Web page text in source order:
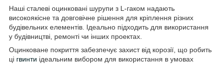
Наші сталеві оцинковані шурупи з L-гаком надають
високоякісне та довговічне рішення для кріплення різних
будівельних елементів. Ідеально підходить для використання
у будівництві, ремонті чи інших проектах.
Оцинковане покриття забезпечує захист від корозії, що робить
ці гвинти ідеальним вибором для використання в умовах